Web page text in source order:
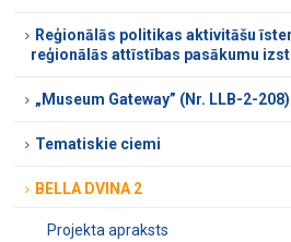
Reģionālās politikas aktivitāšu
reģionālās attīstības pasākumu
„Museum Gateway” (Nr. LLB-2-208)
Tematiskie ciemi
BELLA DVINA 2
Projekta apraksts